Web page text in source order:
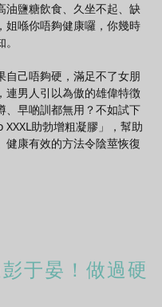
油鹽糖飲食、久坐不起、缺
姐喺你唔夠健康囉，你幾時
自己唔夠硬，滿足不了女朋
連男人引以為傲的雄偉特徴
、早啲訓都無用？不如試下
助勃增粗凝膠」，幫助
健康有效的方法令陰莖恢復
于晏！做過硬